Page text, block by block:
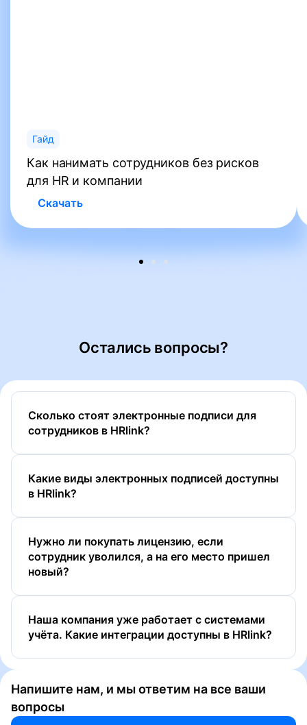
Гайд
Как нанимать сотрудников без рисков
для HR и компании
Скачать
Остались вопросы?
Сколько стоят электронные подписи для
сотрудников в HRlink?
Какие виды электронных подписей доступны
в HRlink?
УНЭП ЕСИА (Госключ)
УКЭП
Нужно ли покупать лицензию, если
сотрудник уволился, а на его место пришел
новый?
Наша компания уже работает с системами
учёта. Какие интеграции доcтупны в HRlink?
Напишите нам, и мы ответим на все ваши
вопросы